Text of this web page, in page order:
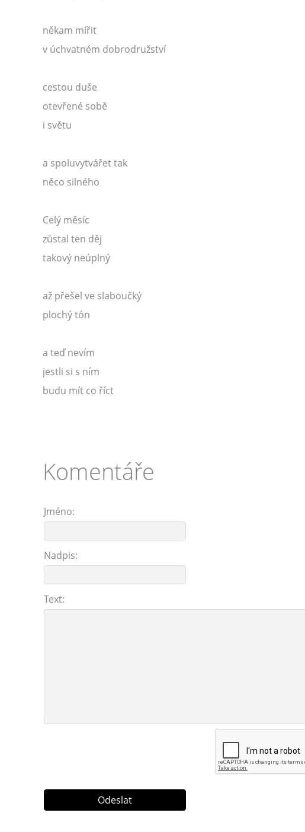
někam mířit
v úchvatném dobrodružství
cestou duše
otevřené sobě
i světu
a spoluvytvářet tak
něco silného
Celý měsíc
zůstal ten děj
takový neúplný
až přešel ve slaboučký
plochý tón
a teď nevím
jestli si s ním
budu mít co říct
Komentáře
Jméno:
Nadpis:
Text: